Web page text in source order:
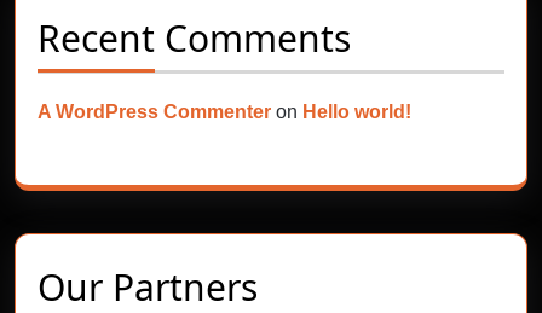
Recent Comments
A WordPress Commenter on Hello world!
Our Partners